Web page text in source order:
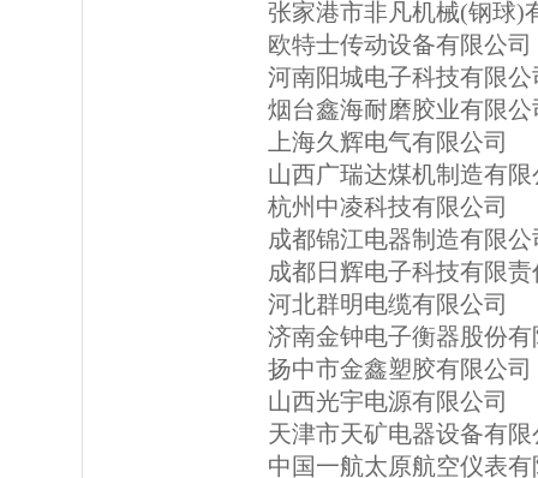
张家港市非凡机械(钢球)
欧特士传动设备有限公司
河南阳城电子科技有限公
烟台鑫海耐磨胶业有限公
上海久辉电气有限公司
山西广瑞达煤机制造有限
杭州中凌科技有限公司
成都锦江电器制造有限公
成都日辉电子科技有限
河北群明电缆有限公司
济南金钟电子衡器股份有
扬中市金鑫塑胶有限公司
山西光宇电源有限公司
天津市天矿电器设备有限
中国一航太原航空仪表